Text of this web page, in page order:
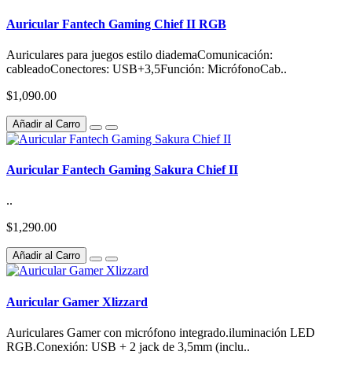
Auricular Fantech Gaming Chief II RGB
Auriculares para juegos estilo diademaComunicación:
cableadoConectores: USB+3,5Función: MicrófonoCab..
$1,090.00
Añadir al Carro
Auricular Fantech Gaming Sakura Chief II
..
$1,290.00
Añadir al Carro
Auricular Gamer Xlizzard
Auriculares Gamer con micrófono integrado.iluminación LED
RGB.Conexión: USB + 2 jack de 3,5mm (inclu..